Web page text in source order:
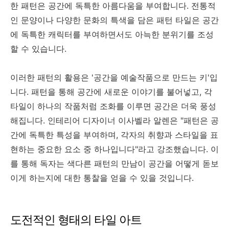
한 패턴은 공간에 독특한 아름다움을 부여합니다. 전통적
인 문양이나 다양한 문화의 특색을 담은 패턴 타일은 공간
에 독특한 캐릭터를 부여하면서도 아늑한 분위기를 조성
할 수 있습니다.
이러한 패턴의 활용은 '공간을 예술작품으로 만드는 키'입
니다. 패턴을 통해 공간에 새로운 이야기를 불어넣고, 각
타일이 하나의 작품처럼 조화를 이루면 공간은 더욱 풍성
해집니다. 인테리어 디자이너 이사벨라 알렌은 "패턴은 공
간에 독특한 특성을 부여하며, 각자의 취향과 스타일을 표
현하는 중요한 요소 중 하나입니다"라고 강조했습니다. 이
를 통해 독자는 색다른 패턴의 만남이 공간을 어떻게 돋보
이게 하는지에 대한 통찰을 얻을 수 있을 것입니다.
도전적인 형태의 타일 아트